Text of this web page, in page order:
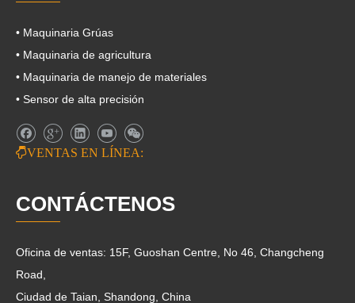
• Maquinaria Grúas
• Maquinaria de agricultura
• Maquinaria de manejo de materiales
• Sensor de alta precisión
VENTAS EN LÍNEA:
CONTÁCTENOS
Oficina de ventas: 15F, Guoshan Centre, No 46, Changcheng
Road,
Ciudad de Taian, Shandong, China